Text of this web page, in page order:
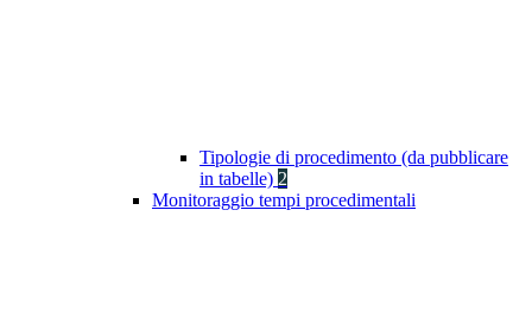
Tipologie di procedimento (da pubblicare
in tabelle) 2
Monitoraggio tempi procedimentali